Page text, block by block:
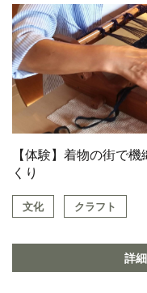
【体験】着物の街で
くり
文化 クラフト
詳